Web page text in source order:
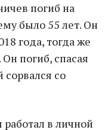
погиб на
было 55 лет. Он
года, тогда же
погиб, спасая
сорвался со
в личной